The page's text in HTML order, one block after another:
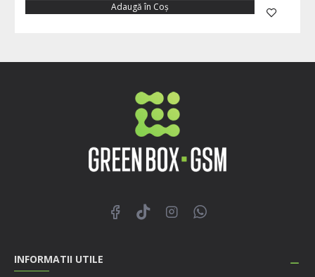
Adaugă în Coş
INFORMATII UTILE